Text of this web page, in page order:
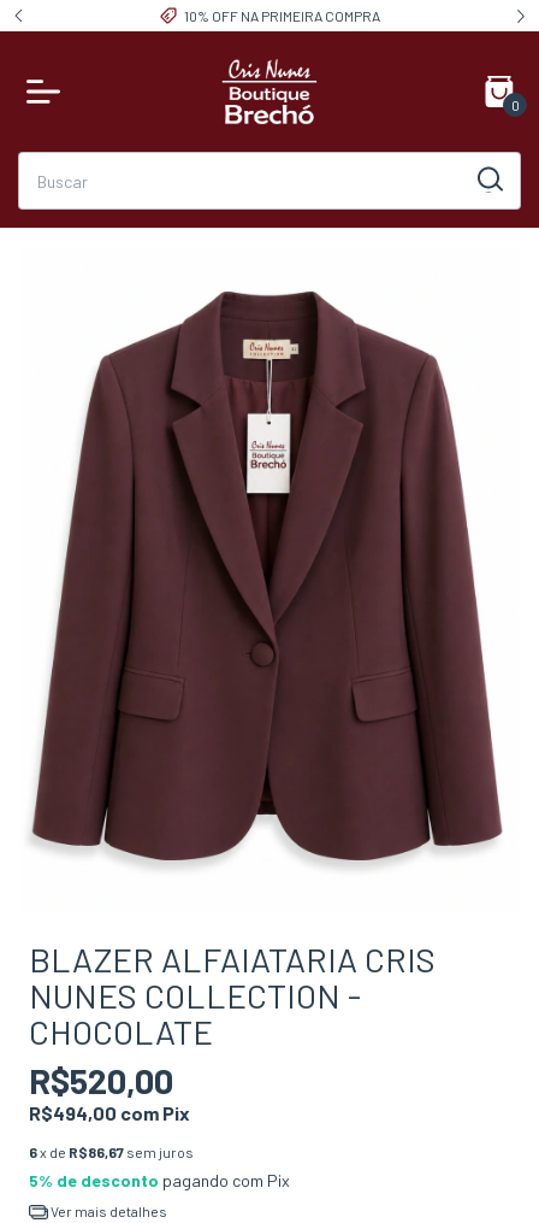
10% OFF NA PRIMEIRA COMPRA
0
BLAZER ALFAIATARIA CRIS
NUNES COLLECTION -
CHOCOLATE
R$520,00
R$494,00 com Pix
6x de R$86,67 sem juros
5% de desconto pagando com Pix
Ver mais detalhes